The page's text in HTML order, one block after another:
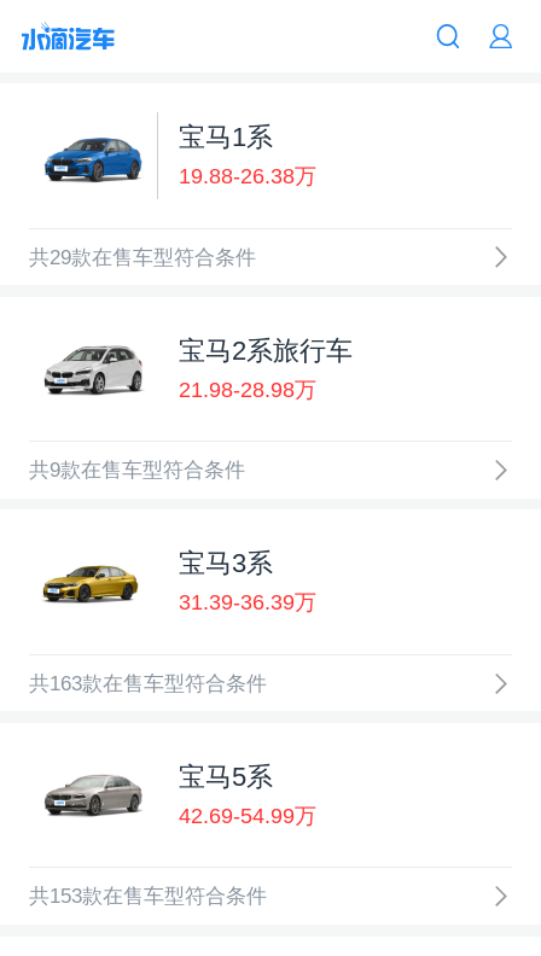
宝马1系
19.88-26.38万
共29款在售车型符合条件
宝马2系旅行车
21.98-28.98万
共9款在售车型符合条件
宝马3系
31.39-36.39万
共163款在售车型符合条件
宝马5系
42.69-54.99万
共153款在售车型符合条件